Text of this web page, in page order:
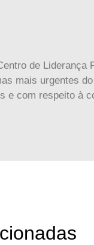
de Liderança
mais urgentes
e com respeito à